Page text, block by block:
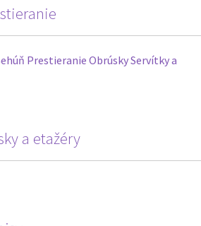
Prestieranie ObrúskyServítky a
a etažéry